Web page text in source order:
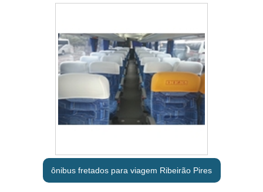
ônibus fretados para viagem Ribeirão Pires